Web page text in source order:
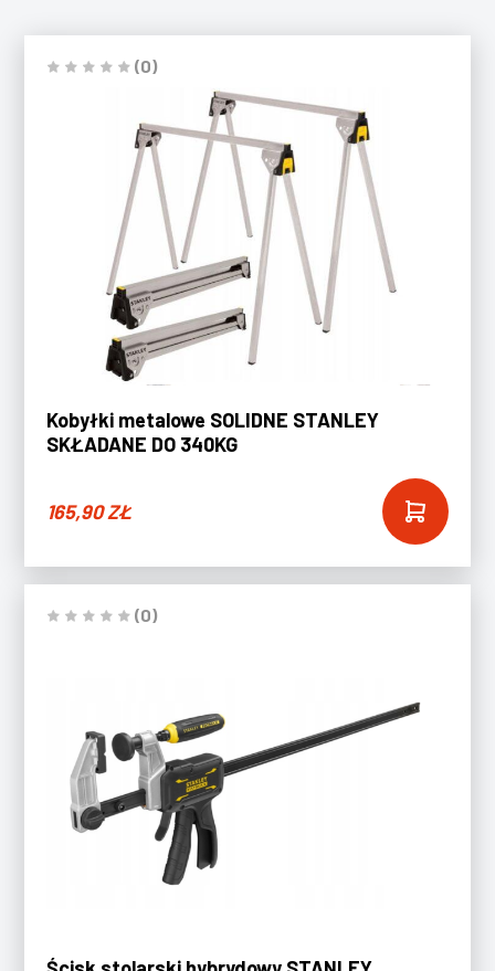
(0)
Kobyłki metalowe SOLIDNE STANLEY
SKŁADANE DO 340KG
165,90ZŁ
(0)